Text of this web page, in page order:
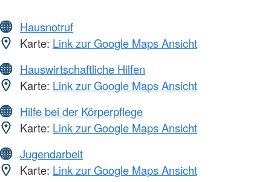
Hausnotruf
Karte: Link zur Google Maps Ansicht
Hauswirtschaftliche Hilfen
Karte: Link zur Google Maps Ansicht
Hilfe bei der Körperpflege
Karte: Link zur Google Maps Ansicht
Jugendarbeit
Karte: Link zur Google Maps Ansicht